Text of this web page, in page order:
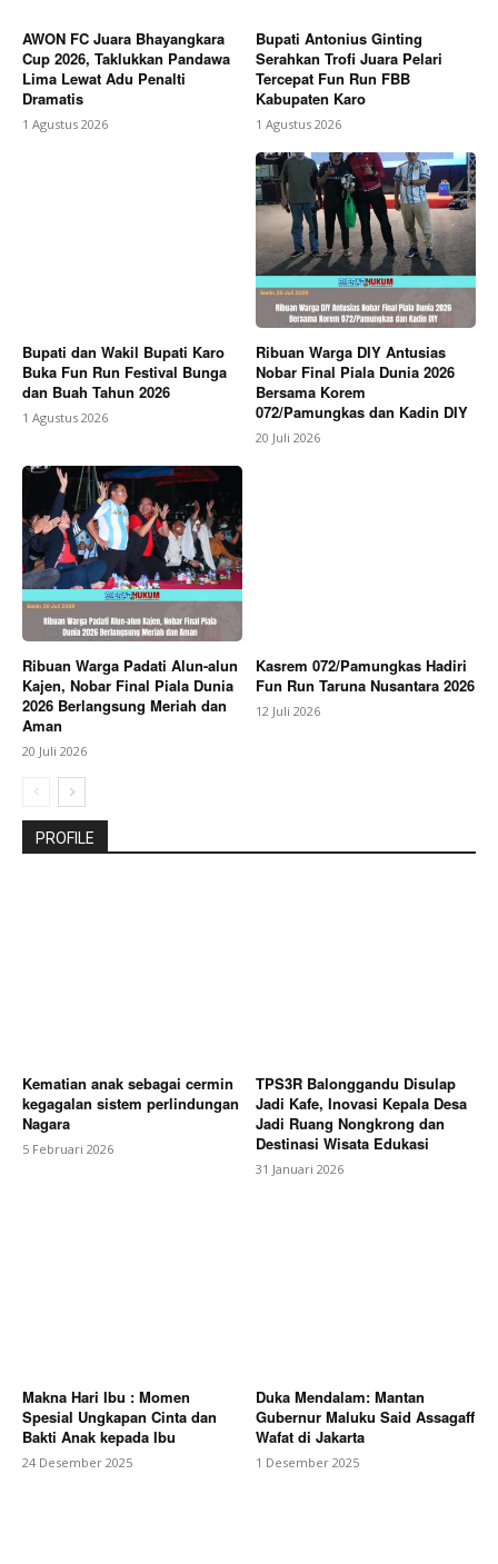
AWON FC Juara Bhayangkara
Cup 2026, Taklukkan Pandawa
Lima Lewat Adu Penalti
Dramatis
1 Agustus 2026
Bupati Antonius Ginting
Serahkan Trofi Juara Pelari
Tercepat Fun Run FBB
Kabupaten Karo
1 Agustus 2026
Bupati dan Wakil Bupati Karo
Buka Fun Run Festival Bunga
dan Buah Tahun 2026
1 Agustus 2026
Ribuan Warga DIY Antusias
Nobar Final Piala Dunia 2026
Bersama Korem
072/Pamungkas dan Kadin DIY
20 Juli 2026
Ribuan Warga Padati Alun-alun
Kajen, Nobar Final Piala Dunia
2026 Berlangsung Meriah dan
Aman
20 Juli 2026
Kasrem 072/Pamungkas Hadiri
Fun Run Taruna Nusantara 2026
12 Juli 2026
PROFILE
Kematian anak sebagai cermin
kegagalan sistem perlindungan
Nagara
5 Februari 2026
TPS3R Balonggandu Disulap
Jadi Kafe, Inovasi Kepala Desa
Jadi Ruang Nongkrong dan
Destinasi Wisata Edukasi
31 Januari 2026
Makna Hari Ibu : Momen
Spesial Ungkapan Cinta dan
Bakti Anak kepada Ibu
24 Desember 2025
Duka Mendalam: Mantan
Gubernur Maluku Said Assagaff
Wafat di Jakarta
1 Desember 2025